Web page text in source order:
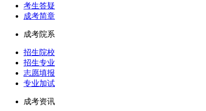
考生答疑
成考简章
成考院系
招生院校
招生专业
志愿填报
专业加试
成考资讯